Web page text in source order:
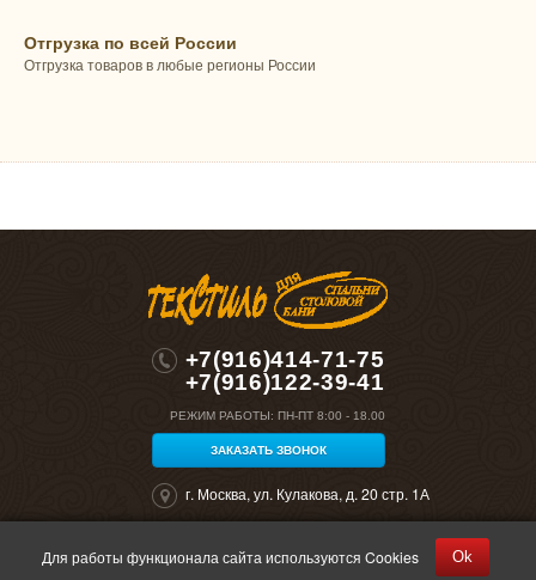
Отгрузка по всей России
Отгрузка товаров в любые регионы России
+7(916)414-71-75
+7(916)122-39-41
РЕЖИМ РАБОТЫ: ПН-ПТ 8:00 - 18.00
ЗАКАЗАТЬ ЗВОНОК
г. Москва, ул. Кулакова, д. 20 стр. 1А
©2026 "Полокрон". Все права защищены
Для работы функционала сайта используются Cookies Ok